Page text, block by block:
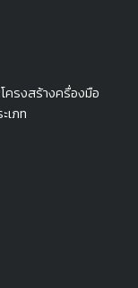
ครงสร้างครื่องมือ
เภท